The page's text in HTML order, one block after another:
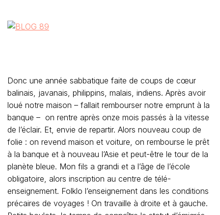
Donc une année sabbatique faite de coups de cœur
balinais, javanais, philippins, malais, indiens. Après avoir
loué notre maison – fallait rembourser notre emprunt à la
banque – on rentre après onze mois passés à la vitesse
de l’éclair. Et, envie de repartir. Alors nouveau coup de
folie : on revend maison et voiture, on rembourse le prêt
à la banque et à nouveau l’Asie et peut-être le tour de la
planète bleue. Mon fils a grandi et a l’âge de l’école
obligatoire, alors inscription au centre de télé-
enseignement. Folklo l’enseignement dans les conditions
précaires de voyages ! On travaille à droite et à gauche.